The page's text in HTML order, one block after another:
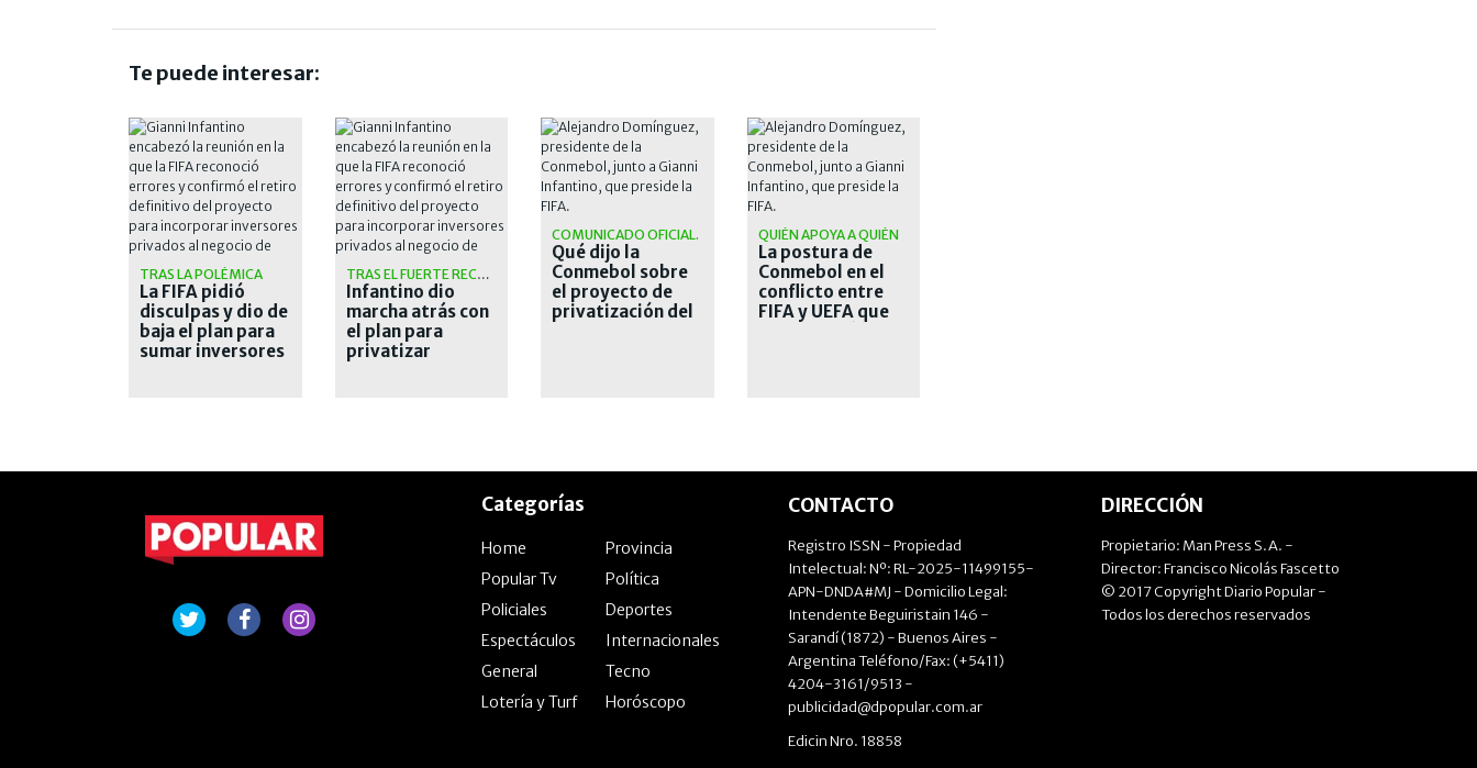
Te puede interesar:
TRAS LA POLÉMICA
La FIFA pidió
disculpas y dio de
baja el plan para
sumar inversores
TRAS EL FUERTE RECHAZO
Infantino dio
marcha atrás con
el plan para
privatizar
COMUNICADO OFICIAL.
Qué dijo la
Conmebol sobre
el proyecto de
privatización del
QUIÉN APOYA A QUIÉN
La postura de
Conmebol en el
conflicto entre
FIFA y UEFA que
Categorías
Home
Provincia
Popular Tv
Política
Policiales
Deportes
Espectáculos
Internacionales
General
Tecno
Lotería y Turf
Horóscopo
CONTACTO
Registro ISSN - Propiedad
Intelectual: Nº: RL-2025-11499155-
APN-DNDA#MJ - Domicilio Legal:
Intendente Beguiristain 146 -
Sarandí (1872) - Buenos Aires -
Argentina Teléfono/Fax: (+5411)
4204-3161/9513 -
publicidad@dpopular.com.ar
Edicin Nro. 18858
DIRECCIÓN
Propietario: Man Press S.A. -
Director: Francisco Nicolás Fascetto
© 2017 Copyright Diario Popular -
Todos los derechos reservados